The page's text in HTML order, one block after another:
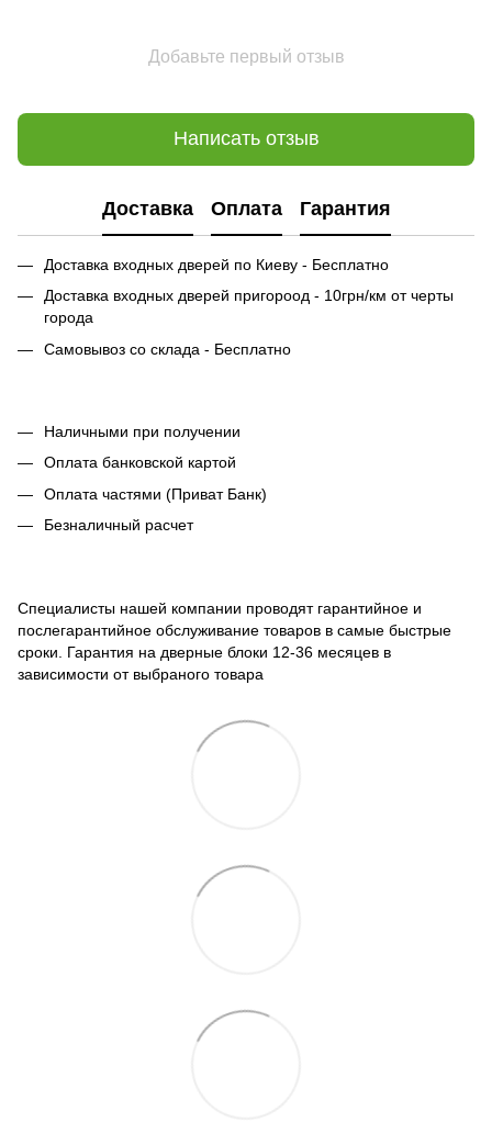
Добавьте первый отзыв
Написать отзыв
Доставка Оплата Гарантия
Доставка входных дверей по Киеву - Бесплатно
Доставка входных дверей пригороод - 10грн/км от черты
города
Самовывоз со склада - Бесплатно
Наличными при получении
Оплата банковской картой
Оплата частями (Приват Банк)
Безналичный расчет
Специалисты нашей компании проводят гарантийное и
послегарантийное обслуживание товаров в самые быстрые
сроки. Гарантия на дверные блоки 12-36 месяцев в
зависимости от выбраного товара